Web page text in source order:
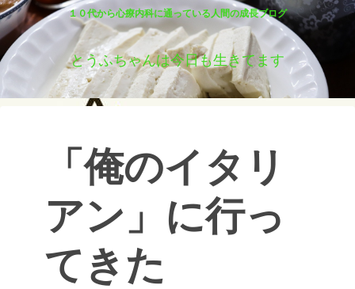
１０代から心療内科に通っている人間の成長ブログ
とうふちゃんは今日も生きてます
「俺のイタリ
アン」に行っ
てきた